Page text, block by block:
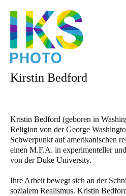
Kirstin Bedford
Kristin Bedford (geboren in
Religion von der George
Schwerpunkt auf amerikanischen
einen M.F.A. in experimenteller
von der Duke University.
Ihre Arbeit bewegt sich an der
sozialem Realismus. Kristin